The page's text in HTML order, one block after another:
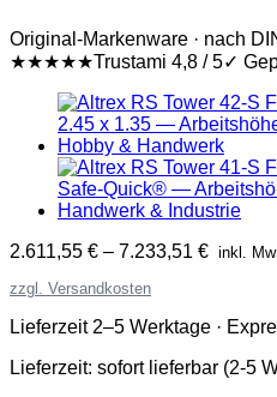
Original-Markenware · nach
★★★★★Trustami 4,8 / 5✓
2.611,55 € – 7.233,51 € inkl.
zzgl. Versandkosten
Lieferzeit 2–5 Werktage ·
Lieferzeit: sofort lieferbar (2-5